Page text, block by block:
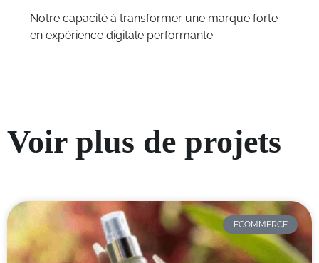
Notre capacité à transformer une marque forte
en expérience digitale performante.
Voir plus de projets
ECOMMERCE